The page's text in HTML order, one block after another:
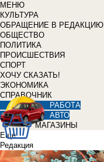
МЕНЮ
КУЛЬТУРА
ОБРАЩЕНИЕ В РЕДАКЦИЮ
ОБЩЕСТВО
ПОЛИТИКА
ПРОИСШЕСТВИЯ
СПОРТ
ХОЧУ СКАЗАТЬ!
ЭКОНОМИКА
СПРАВОЧНИК
РАБОТА
АВТО
МАГАЗИНЫ
Еще
Редакция